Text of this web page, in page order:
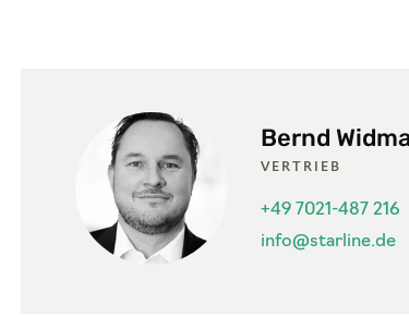
Bernd
VERTRIEB
+49 7021-487 216
info@starline.de